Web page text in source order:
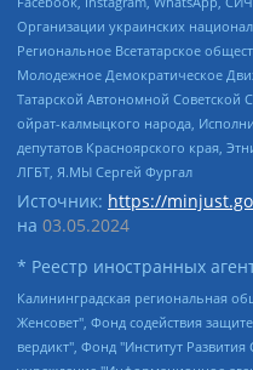
Организации украинских
Региональное Всетатарское
Молодежное Демократическое
Татарской Автономной Советской
ойрат-калмыцкого народа,
депутатов Красноярского края,
ЛГБТ, Я.МЫ Сергей Фургал
Источник: https://
на 03.05.2024
* Реестр иностранных
Калининградская региональная общественная организация "Экозащита!-Женсовет", Фонд содействия защите прав и свобод граждан "Общественный вердикт", Фонд "Институт Развития Свободы Информации", Частное учреждение "Информационное агентство МЕМО. РУ", Региональная общественная организация "Общественная комиссия по сохранению наследия академика Сахарова", Фонд поддержки свободы прессы, Санкт-Петербургская общественная правозащитная организация "Гражданский контроль", Межрегиональная общественная организация "Информационно-просветительский центр "Мемориал", Региональный Фонд "Центр Защиты Прав Средств Массовой Информации", с 05.12.2023 Фонд "Центр Защиты Прав Средств массовой информации", Региональная общественная благотворительная организация помощи беженцам и мигрантам "Гражданское содействие", Негосударственное образовательное учреждение дополнительного профессионального образования (повышение квалификации) специалистов "АКАДЕМИЯ ПО ПРАВАМ ЧЕЛОВЕКА", Свердловская региональная общественная организация "Сутяжник", Автономная некоммерческая организация "Центр независимых социологических исследований", Союз общественных объединений "Российский исследовательский центр по правам человека", Региональное общественное учреждение научно-информационный центр "МЕМОРИАЛ", Некоммерческая организация "Фонд защиты гласности", Автономная некоммерческая организация "Институт прав человека", Городская общественная организация "Екатеринбургское общество "МЕМОРИАЛ", Городская общественная организация "Рязанское историко-просветительское и правозащитное общество "Мемориал" (Рязанский Мемориал), Челябинский региональный орган общественной самодеятельности – женское общественное объединение "Женщины Евразии", Челябинский региональный орган общественной самодеятельности "Уральская правозащитная группа", Фонд содействия защите здоровья и социальной справедливости имени Андрея Рылькова, Автономная Некоммерческая Организация "Аналитический Центр Юрия Левады", Автономная некоммерческая организация социальной поддержки населения "Проект Апрель", Региональная общественная организация помощи женщинам и детям, находящимся в кризисной ситуации "Информационно-методический центр "Анна", Фонд содействия развитию массовых коммуникаций и правовому просвещению "Так-так-Так", Фонд содействия устойчивому развитию "Серебряная тайга", Свердловский региональный общественный фонд социальных проектов "Новое время", "Idel.Реалии", Кавказ.Реалии, Крым.Реалии, Телеканал Настоящее Время, Татаро-башкирская служба Радио Свобода (Azatliq Radiosi), Радио Свободная Европа/Радио Свобода (PCE/PC), "Сибирь.Реалии", "Фактограф", Благотворительный фонд помощи осужденным и их семьям, Автономная некоммерческая организация "Институт глобализации и социальных движений", Фонд "В защиту прав заключенных", Частное учреждение "Центр поддержки и содействия развитию средств массовой информации", Пензенский региональный общественный благотворительный фонд "Гражданский союз", "Север.Реалии", Некоммерческая организация Фонд "Правовая инициатива", Общество с ограниченной ответственностью "Радио Свободная Европа/Радио Свобода", Чешское информационное агентство "MEDIUM-ORIENT", Красноярская региональная общественная организация "Мы против СПИДа", Камалягин Денис Николаевич, Маркелов Сергей Евгеньевич, Пономарев Лев Александрович, Савицкая Людмила Алексеевна, Автономная некоммерческая организация "Центр по работе с проблемой насилия "НАСИЛИЮ.НЕТ", Межрегиональный профессиональный союз работников здравоохранения "Альянс врачей", Юридическое лицо, зарегистрированное в Латвийской Республике, SIA "Medusa Project" (регистрационный номер 40103797863, дата регистрации 10.06.2014), Некоммерческая организация "Фонд по борьбе с коррупцией", Автономная некоммерческая организация "Институт права и публичной политики", Баданин Роман Сергеевич, Гликин Максим Александрович, Железнова Мария Михайловна, Лукьянова Юлия Сергеевна, Маетная Елизавета Витальевна, Маняхин Петр Борисович, Чуракова Ольга Владимировна, Ярош Юлия Петровна, Юридическое лицо "The Insider SIA", зарегистрированное в Риге, Латвийская Республика (дата регистрации 26.06.2015), являющееся администратором доменного имени интернет-издания "The Insider SIA", https://theins.ru, Постернак Алексей Евгеньевич, Рубин Михаил Аркадьевич, Анин Роман Александрович, Юридическое лицо Istories fonds, зарегистрированное в Латвийской Республике (регистрационный номер 50008295751, дата регистрации 24.02.2020), Великовский Дмитрий Александрович, Долинина Ирина Николаевна, Мароховская Алеся Алексеевна, Шлейнов Роман Юрьевич, Шмагун Олеся Валентиновна, Общество с ограниченной ответственностью "Альтаир 2021", Общество с ограниченной ответственностью "Вега